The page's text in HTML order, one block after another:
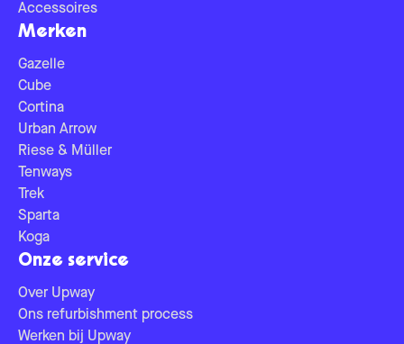
Accessoires
Merken
Gazelle
Cube
Cortina
Urban Arrow
Riese & Müller
Tenways
Trek
Sparta
Koga
Onze service
Over Upway
Ons refurbishment process
Werken bij Upway